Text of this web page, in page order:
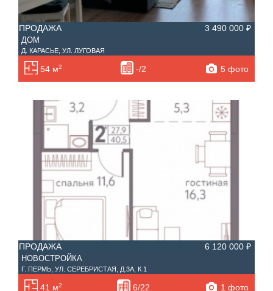
ПРОДАЖА 3 490 000 ₽
ДОМ
Д. КАРАСЬЕ, УЛ. ЛУГОВАЯ
54 м2 -/2 5 фото
ПРОДАЖА 6 120 000 ₽
НОВОСТРОЙКА
Г. ПЕРМЬ, УЛ. СЕРЕБРИСТАЯ, Д.3А, К 1
41 м2 6/22 1 фото